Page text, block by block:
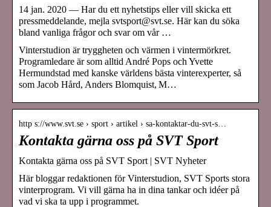
14 jan. 2020 — Har du ett nyhetstips eller vill skicka ett
pressmeddelande, mejla svtsport@svt.se. Här kan du söka
bland vanliga frågor och svar om vår …
Vinterstudion är tryggheten och värmen i vintermörkret.
Programledare är som alltid André Pops och Yvette
Hermundstad med kanske världens bästa vinterexperter, så
som Jacob Hård, Anders Blomquist, M…
http s://www.svt.se › sport › artikel › sa-kontaktar-du-svt-s…
Kontakta gärna oss på SVT Sport
Kontakta gärna oss på SVT Sport | SVT Nyheter
Här bloggar redaktionen för Vinterstudion, SVT Sports stora
vinterprogram. Vi vill gärna ha in dina tankar och idéer på
vad vi ska ta upp i programmet.